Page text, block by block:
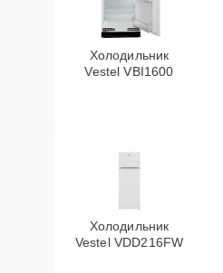
Холодильник
Vestel VBI1600
Холодильник
Vestel VDD216FW